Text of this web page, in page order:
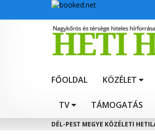
FŐOLDAL KÖZÉLET
TV TÁMOGATÁS
DÉL-PEST MEGYE KÖZÉLETI